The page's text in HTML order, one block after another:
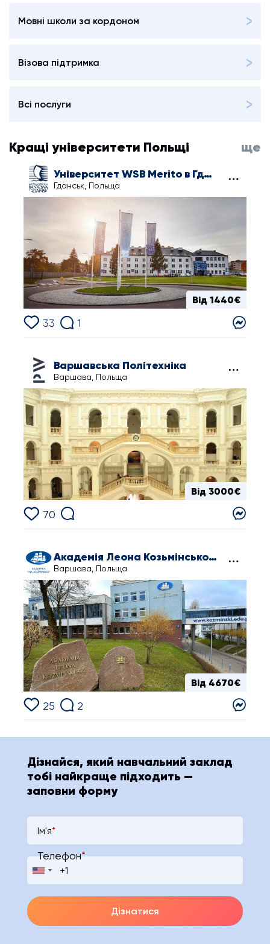
Мовні школи за кордоном
Візова підтримка
Всі послуги
Кращі університети Польщі ще
Університет WSB Merito в Гданську
Гданськ, Польща
Від 1440€
33 1
Варшавська Політехніка
Варшава, Польща
Від 3000€
70
Академія Леона Козьмінського
Варшава, Польща
Від 4670€
25 2
Дізнайся, який навчальний заклад
тобі найкраще підходить —
заповни форму
Ім'я*
Телефон*
Дізнатися